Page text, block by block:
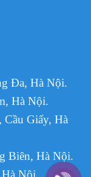
Đa, Hà Nội.
Hà Nội.
Giấy, Hà
Biên, Hà Nội.
Nội.